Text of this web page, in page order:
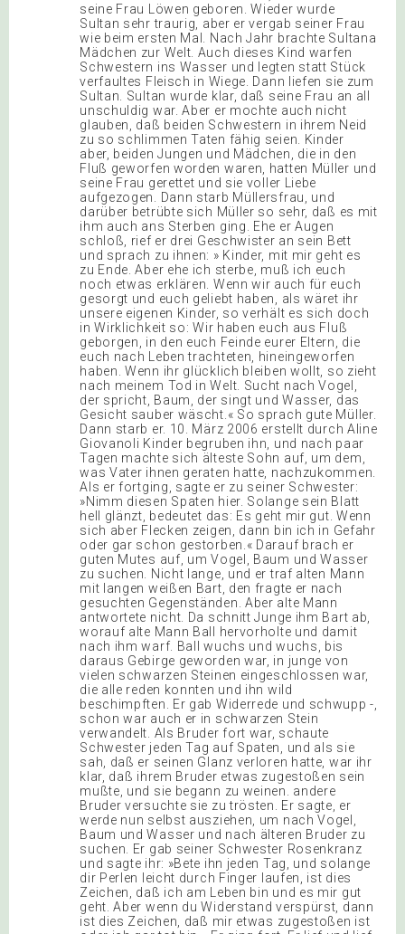
seine Frau Löwen geboren. Wieder wurde
Sultan sehr traurig, aber er vergab seiner Frau
wie beim ersten Mal. Nach Jahr brachte Sultana
Mädchen zur Welt. Auch dieses Kind warfen
Schwestern ins Wasser und legten statt Stück
verfaultes Fleisch in Wiege. Dann liefen sie zum
Sultan. Sultan wurde klar, daß seine Frau an all
unschuldig war. Aber er mochte auch nicht
glauben, daß beiden Schwestern in ihrem Neid
zu so schlimmen Taten fähig seien. Kinder
aber, beiden Jungen und Mädchen, die in den
Fluß geworfen worden waren, hatten Müller und
seine Frau gerettet und sie voller Liebe
aufgezogen. Dann starb Müllersfrau, und
darüber betrübte sich Müller so sehr, daß es mit
ihm auch ans Sterben ging. Ehe er Augen
schloß, rief er drei Geschwister an sein Bett
und sprach zu ihnen: » Kinder, mit mir geht es
zu Ende. Aber ehe ich sterbe, muß ich euch
noch etwas erklären. Wenn wir auch für euch
gesorgt und euch geliebt haben, als wäret ihr
unsere eigenen Kinder, so verhält es sich doch
in Wirklichkeit so: Wir haben euch aus Fluß
geborgen, in den euch Feinde eurer Eltern, die
euch nach Leben trachteten, hineingeworfen
haben. Wenn ihr glücklich bleiben wollt, so zieht
nach meinem Tod in Welt. Sucht nach Vogel,
der spricht, Baum, der singt und Wasser, das
Gesicht sauber wäscht.« So sprach gute Müller.
Dann starb er. 10. März 2006 erstellt durch Aline
Giovanoli Kinder begruben ihn, und nach paar
Tagen machte sich älteste Sohn auf, um dem,
was Vater ihnen geraten hatte, nachzukommen.
Als er fortging, sagte er zu seiner Schwester:
»Nimm diesen Spaten hier. Solange sein Blatt
hell glänzt, bedeutet das: Es geht mir gut. Wenn
sich aber Flecken zeigen, dann bin ich in Gefahr
oder gar schon gestorben.« Darauf brach er
guten Mutes auf, um Vogel, Baum und Wasser
zu suchen. Nicht lange, und er traf alten Mann
mit langen weißen Bart, den fragte er nach
gesuchten Gegenständen. Aber alte Mann
antwortete nicht. Da schnitt Junge ihm Bart ab,
worauf alte Mann Ball hervorholte und damit
nach ihm warf. Ball wuchs und wuchs, bis
daraus Gebirge geworden war, in junge von
vielen schwarzen Steinen eingeschlossen war,
die alle reden konnten und ihn wild
beschimpften. Er gab Widerrede und schwupp -,
schon war auch er in schwarzen Stein
verwandelt. Als Bruder fort war, schaute
Schwester jeden Tag auf Spaten, und als sie
sah, daß er seinen Glanz verloren hatte, war ihr
klar, daß ihrem Bruder etwas zugestoßen sein
mußte, und sie begann zu weinen. andere
Bruder versuchte sie zu trösten. Er sagte, er
werde nun selbst ausziehen, um nach Vogel,
Baum und Wasser und nach älteren Bruder zu
suchen. Er gab seiner Schwester Rosenkranz
und sagte ihr: »Bete ihn jeden Tag, und solange
dir Perlen leicht durch Finger laufen, ist dies
Zeichen, daß ich am Leben bin und es mir gut
geht. Aber wenn du Widerstand verspürst, dann
ist dies Zeichen, daß mir etwas zugestoßen ist